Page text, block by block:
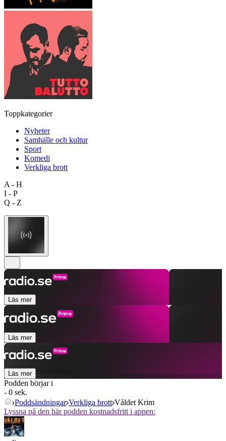
Toppkategorier
Nyheter
Samhälle och kultur
Sport
Komedi
Verkliga brott
A - H
I - P
Q - Z
Läs mer
Läs mer
Läs mer
Podden börjar i
- 0 sek.
Poddsändningar Verkliga brott Våldet Krim
Lyssna på den här podden kostnadsfritt i appen: